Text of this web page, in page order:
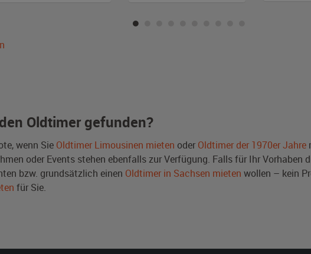
Oldtimer gefunden?
wenn Sie Oldtimer Limousinen mieten oder Oldtimer der 1970er Jahre
oder Events stehen ebenfalls zur Verfügung. Falls für Ihr
bzw. grundsätzlich einen Oldtimer in Sachsen mieten wollen – kein
für Sie.